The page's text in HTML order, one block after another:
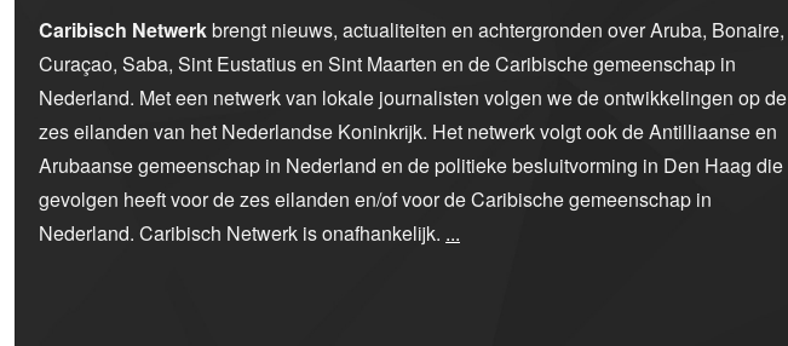
Caribisch Netwerkbrengt nieuws, actualiteiten en achtergronden over Aruba, Bonaire,
Curaçao, Saba, Sint Eustatius en Sint Maarten en de Caribische gemeenschap in
Nederland. Met een netwerk van lokale journalisten volgen we de ontwikkelingen op de
zes eilanden van het Nederlandse Koninkrijk. Het netwerk volgt ook de Antilliaanse en
Arubaanse gemeenschap in Nederland en de politieke besluitvorming in Den Haag die
gevolgen heeft voor de zes eilanden en/of voor de Caribische gemeenschap in
Nederland. Caribisch Netwerk is onafhankelijk. ...